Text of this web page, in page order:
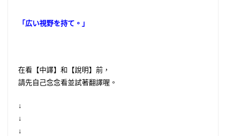
「広い視野を持て。」
在看【中譯】和【說明】前，
請先自己念念看並試著翻譯喔。
↓
↓
↓